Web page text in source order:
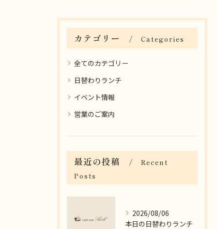
カテゴリー Categories
全てのカテゴリー
日替わりランチ
イベント情報
営業のご案内
最近の投稿
Recent
Posts
2026/08/06
本日の日替わりランチ